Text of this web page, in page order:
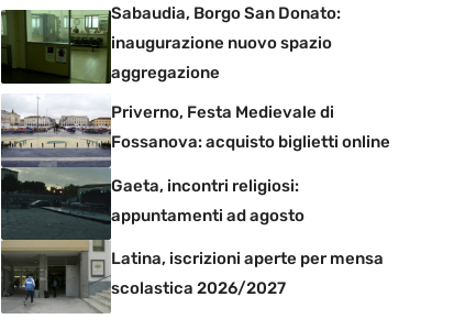
Sabaudia, Borgo San Donato:
inaugurazione nuovo spazio
aggregazione
Priverno, Festa Medievale di
Fossanova: acquisto biglietti online
Gaeta, incontri religiosi:
appuntamenti ad agosto
Latina, iscrizioni aperte per mensa
scolastica 2026/2027